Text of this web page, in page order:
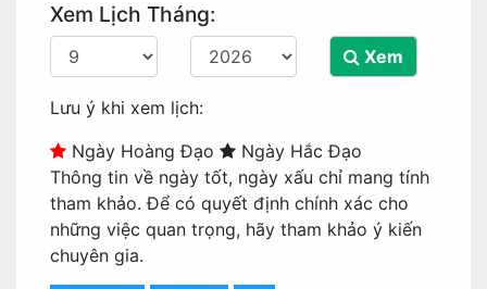
Xem Lịch Tháng:
Xem
Lưu ý khi xem lịch:
Ngày Hoàng Đạo
Ngày Hắc Đạo
Thông tin về ngày tốt, ngày xấu chỉ mang tính
tham khảo. Để có quyết định chính xác cho
những việc quan trọng, hãy tham khảo ý kiến
chuyên gia.